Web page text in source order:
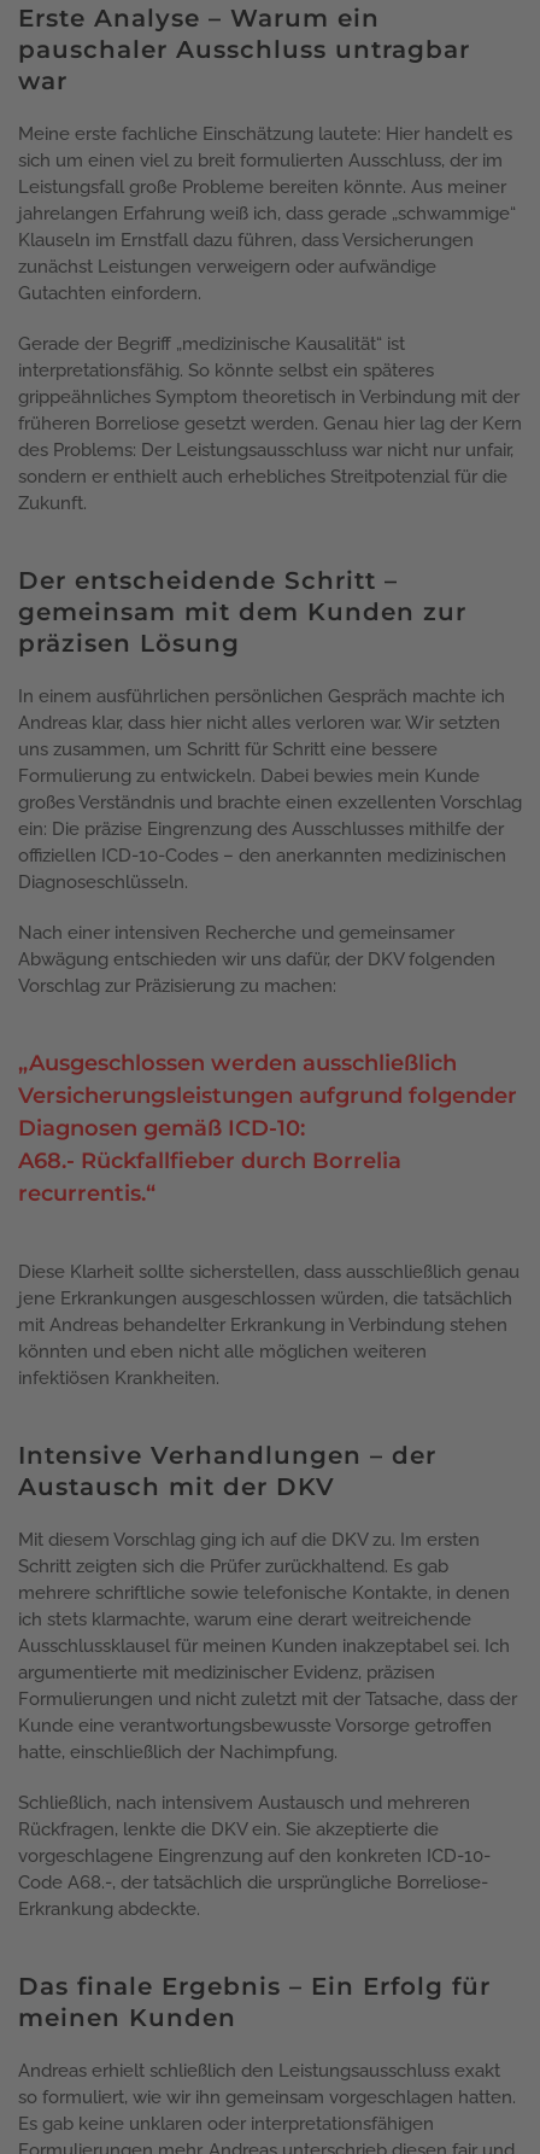
Erste Analyse – Warum ein
pauschaler Ausschluss untragbar
war
Meine erste fachliche Einschätzung lautete: Hier handelt es
sich um einen viel zu breit formulierten Ausschluss, der im
Leistungsfall große Probleme bereiten könnte. Aus meiner
jahrelangen Erfahrung weiß ich, dass gerade „schwammige“
Klauseln im Ernstfall dazu führen, dass Versicherungen
zunächst Leistungen verweigern oder aufwändige
Gutachten einfordern.
Gerade der Begriff „medizinische Kausalität“ ist
interpretationsfähig. So könnte selbst ein späteres
grippeähnliches Symptom theoretisch in Verbindung mit der
früheren Borreliose gesetzt werden. Genau hier lag der Kern
des Problems: Der Leistungsausschluss war nicht nur unfair,
sondern er enthielt auch erhebliches Streitpotenzial für die
Zukunft.
Der entscheidende Schritt –
gemeinsam mit dem Kunden zur
präzisen Lösung
In einem ausführlichen persönlichen Gespräch machte ich
Andreas klar, dass hier nicht alles verloren war. Wir setzten
uns zusammen, um Schritt für Schritt eine bessere
Formulierung zu entwickeln. Dabei bewies mein Kunde
großes Verständnis und brachte einen exzellenten Vorschlag
ein: Die präzise Eingrenzung des Ausschlusses mithilfe der
offiziellen ICD-10-Codes – den anerkannten medizinischen
Diagnoseschlüsseln.
Nach einer intensiven Recherche und gemeinsamer
Abwägung entschieden wir uns dafür, der DKV folgenden
Vorschlag zur Präzisierung zu machen:
„Ausgeschlossen werden ausschließlich
Versicherungsleistungen aufgrund folgender
Diagnosen gemäß ICD-10:
A68.- Rückfallfieber durch Borrelia
recurrentis.“
Diese Klarheit sollte sicherstellen, dass ausschließlich genau
jene Erkrankungen ausgeschlossen würden, die tatsächlich
mit Andreas behandelter Erkrankung in Verbindung stehen
könnten und eben nicht alle möglichen weiteren
infektiösen Krankheiten.
Intensive Verhandlungen – der
Austausch mit der DKV
Mit diesem Vorschlag ging ich auf die DKV zu. Im ersten
Schritt zeigten sich die Prüfer zurückhaltend. Es gab
mehrere schriftliche sowie telefonische Kontakte, in denen
ich stets klarmachte, warum eine derart weitreichende
Ausschlussklausel für meinen Kunden inakzeptabel sei. Ich
argumentierte mit medizinischer Evidenz, präzisen
Formulierungen und nicht zuletzt mit der Tatsache, dass der
Kunde eine verantwortungsbewusste Vorsorge getroffen
hatte, einschließlich der Nachimpfung.
Schließlich, nach intensivem Austausch und mehreren
Rückfragen, lenkte die DKV ein. Sie akzeptierte die
vorgeschlagene Eingrenzung auf den konkreten ICD-10-
Code A68.-, der tatsächlich die ursprüngliche Borreliose-
Erkrankung abdeckte.
Das finale Ergebnis – Ein Erfolg für
meinen Kunden
Andreas erhielt schließlich den Leistungsausschluss exakt
so formuliert, wie wir ihn gemeinsam vorgeschlagen hatten.
Es gab keine unklaren oder interpretationsfähigen